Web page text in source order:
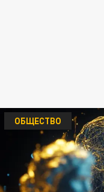
ОБЩЕСТВО